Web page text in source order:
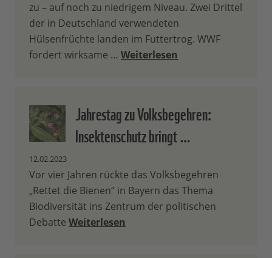
zu – auf noch zu niedrigem Niveau. Zwei Drittel
der in Deutschland verwendeten
Hülsenfrüchte landen im Futtertrog. WWF
fordert wirksame … Weiterlesen
Jahrestag zu Volksbegehren:
Insektenschutz bringt …
12.02.2023
Vor vier Jahren rückte das Volksbegehren
„Rettet die Bienen“ in Bayern das Thema
Biodiversität ins Zentrum der politischen
Debatte Weiterlesen